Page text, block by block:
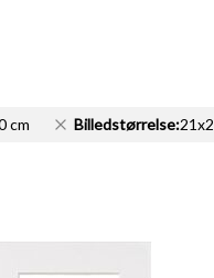
cm Billedstørrelse: